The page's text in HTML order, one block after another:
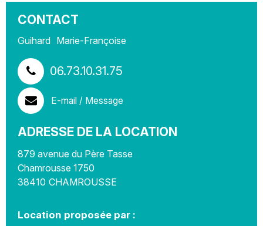
CONTACT
Guihard Marie-Françoise
06.73.10.31.75
E-mail / Message
ADRESSE DE LA LOCATION
879 avenue du Père Tasse
Chamrousse 1750
38410 CHAMROUSSE
Location proposée par :